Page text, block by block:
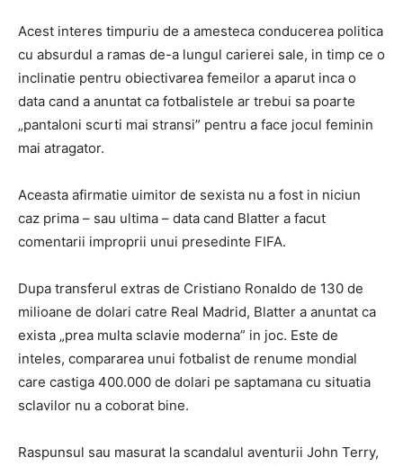
Acest interes timpuriu de a amesteca conducerea politica
cu absurdul a ramas de-a lungul carierei sale, in timp ce o
inclinatie pentru obiectivarea femeilor a aparut inca o
data cand a anuntat ca fotbalistele ar trebui sa poarte
„pantaloni scurti mai stransi” pentru a face jocul feminin
mai atragator.
Aceasta afirmatie uimitor de sexista nu a fost in niciun
caz prima – sau ultima – data cand Blatter a facut
comentarii improprii unui presedinte FIFA.
Dupa transferul extras de Cristiano Ronaldo de 130 de
milioane de dolari catre Real Madrid, Blatter a anuntat ca
exista „prea multa sclavie moderna” in joc. Este de
inteles, compararea unui fotbalist de renume mondial
care castiga 400.000 de dolari pe saptamana cu situatia
sclavilor nu a coborat bine.
Raspunsul sau masurat la scandalul aventurii John Terry,